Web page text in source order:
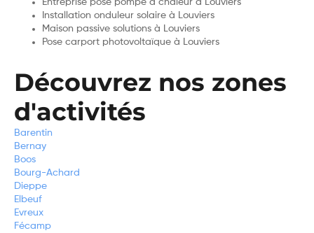
Entreprise pose pompe à chaleur à Louviers
Installation onduleur solaire à Louviers
Maison passive solutions à Louviers
Pose carport photovoltaïque à Louviers
Découvrez nos zones
d'activités
Barentin
Bernay
Boos
Bourg-Achard
Dieppe
Elbeuf
Evreux
Fécamp